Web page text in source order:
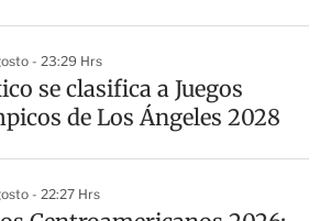
- 23:29 Hrs
se clasifica a Juegos
de Los Ángeles 2028
- 22:27 Hrs